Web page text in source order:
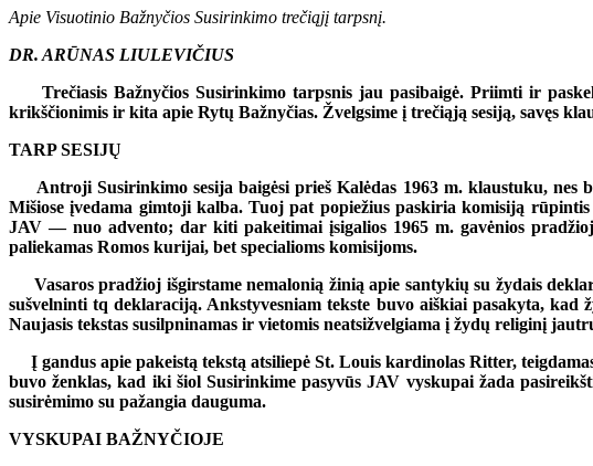
Apie Visuotinio Bažnyčios Susirinkimo trečiąjį tarpsnį.
DR. ARŪNAS LIULEVIČIUS
Trečiasis Bažnyčios Susirinkimo tarpsnis jau pasibaigė. Priimti ir
krikščionimis ir kita apie Rytų Bažnyčias. Žvelgsime į trečiąją sesiją, savęs
TARP SESIJŲ
Antroji Susirinkimo sesija baigėsi prieš Kalėdas 1963 m. klaustuku, nes
Mišiose įvedama gimtoji kalba. Tuoj pat popiežius paskiria komisiją
JAV — nuo advento; dar kiti pakeitimai įsigalios 1965 m. gavėnios
paliekamas Romos kurijai, bet specialioms komisijoms.
Vasaros pradžioj išgirstame nemalonią žinią apie santykių su žydais
sušvelninti tq deklaraciją. Ankstyvesniam tekste buvo aiškiai pasakyta,
Naujasis tekstas susilpninamas ir vietomis neatsižvelgiama į žydų religinį
Į gandus apie pakeistą tekstą atsiliepė St. Louis kardinolas Ritter,
buvo ženklas, kad iki šiol Susirinkime pasyvūs JAV vyskupai žada
susirėmimo su pažangia dauguma.
VYSKUPAI BAŽNYČIOJE